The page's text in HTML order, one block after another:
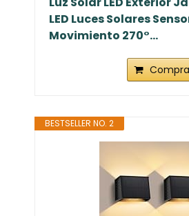
LED Luces Solares
Movimiento 270°...
BESTSELLER NO. 2